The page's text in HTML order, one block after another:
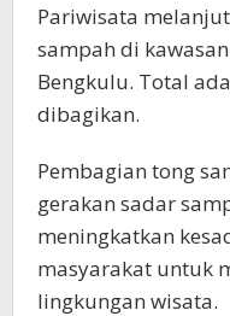
Pariwisata
sampah di
Bengkulu. Total
dibagikan.
Pembagian tong
gerakan sadar
meningkatkan
masyarakat untuk
lingkungan wisata.